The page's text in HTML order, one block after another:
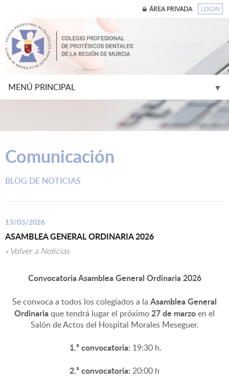
ÁREA PRIVADA LOGIN
MENÚ PRINCIPAL ▼
Comunicación
BLOG DE NOTICIAS
13/03/2026
ASAMBLEA GENERAL ORDINARIA 2026
« Volver a Noticias
Convocatoria Asamblea General Ordinaria 2026
Se convoca a todos los colegiados a la Asamblea General
Ordinariaque tendrá lugar el próximo27 de marzoen el
Salón de Actos del Hospital Morales Meseguer.
1.ª convocatoria: 19:30 h.
2.ª convocatoria: 20:00 h